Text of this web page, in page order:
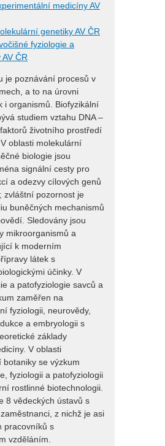
medicíny AV
genetiky AV ČR
fyziologie a
ČR
je poznávání procesů v
a to na úrovni
i organismů. Biofyzikální
studiem vztahu DNA –
životního prostředí
oblasti molekulární
biologie jsou
signální cesty pro
a odezvy cílových genů
zvláštní pozornost je
buněčných mechanismů
Sledovány jsou
mikroorganismů a
k moderním
látek s
účinky. V
a patofyziologie savců a
zaměřen na
fyziologii, neurovědy,
a embryologii s
základy
V oblasti
botaniky se výzkum
fyziologii a patofyziologii
rostlinné biotechnologii.
8 vědeckých ústavů s
z nichž je asi
pracovníků s
vzděláním.